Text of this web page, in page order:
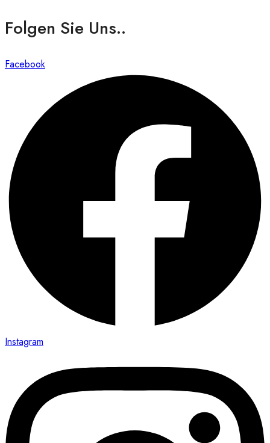
Folgen Sie Uns..
Facebook
Instagram